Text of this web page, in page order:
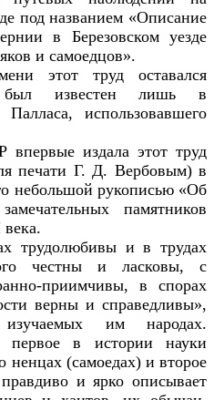
под названием «Описание
в Березовском уезде
и самоедцов».
этот труд оставался
был известен лишь в
использовавшего
издала этот труд
печати Г. Д. Вербовым) в
небольшой рукописью «Об
памятников
века.
трудолюбивы и в трудах
честны и ласковы, с
приимчивы, в спорах
верны и справедливы»,
им народах.
в истории науки
ненцах (самоедах) и второе
и ярко описывает